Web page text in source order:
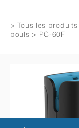
>Tous les produits
pouls > PC-60F